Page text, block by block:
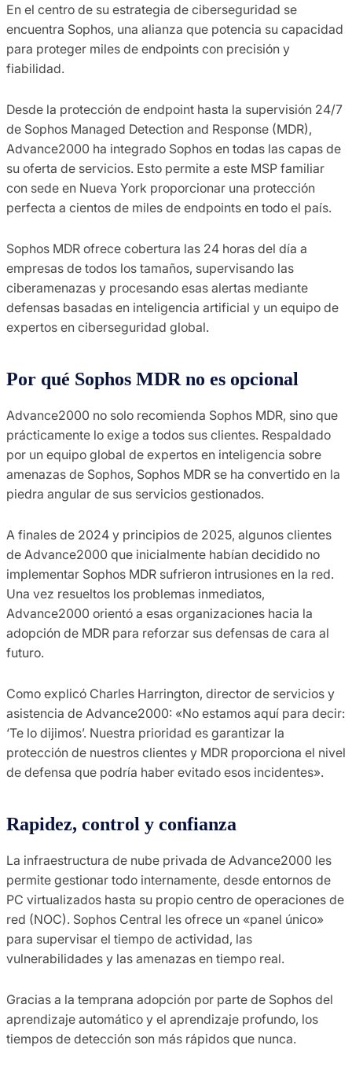
En el centro de su estrategia de ciberseguridad se
encuentra Sophos, una alianza que potencia su capacidad
para proteger miles de endpoints con precisión y
fiabilidad.
Desde la protección de endpoint hasta la supervisión 24/7
de Sophos Managed Detection and Response (MDR),
Advance2000 ha integrado Sophos en todas las capas de
su oferta de servicios. Esto permite a este MSP familiar
con sede en Nueva York proporcionar una protección
perfecta a cientos de miles de endpoints en todo el país.
Sophos MDR ofrece cobertura las 24 horas del día a
empresas de todos los tamaños, supervisando las
ciberamenazas y procesando esas alertas mediante
defensas basadas en inteligencia artificial y un equipo de
expertos en ciberseguridad global.
Por qué Sophos MDR no es opcional
Advance2000 no solo recomienda Sophos MDR, sino que
prácticamente lo exige a todos sus clientes. Respaldado
por un equipo global de expertos en inteligencia sobre
amenazas de Sophos, Sophos MDR se ha convertido en la
piedra angular de sus servicios gestionados.
A finales de 2024 y principios de 2025, algunos clientes
de Advance2000 que inicialmente habían decidido no
implementar Sophos MDR sufrieron intrusiones en la red.
Una vez resueltos los problemas inmediatos,
Advance2000 orientó a esas organizaciones hacia la
adopción de MDR para reforzar sus defensas de cara al
futuro.
Como explicó Charles Harrington, director de servicios y
asistencia de Advance2000: «No estamos aquí para decir:
‘Te lo dijimos’. Nuestra prioridad es garantizar la
protección de nuestros clientes y MDR proporciona el nivel
de defensa que podría haber evitado esos incidentes».
Rapidez, control y confianza
La infraestructura de nube privada de Advance2000 les
permite gestionar todo internamente, desde entornos de
PC virtualizados hasta su propio centro de operaciones de
red (NOC). Sophos Central les ofrece un «panel único»
para supervisar el tiempo de actividad, las
vulnerabilidades y las amenazas en tiempo real.
Gracias a la temprana adopción por parte de Sophos del
aprendizaje automático y el aprendizaje profundo, los
tiempos de detección son más rápidos que nunca.